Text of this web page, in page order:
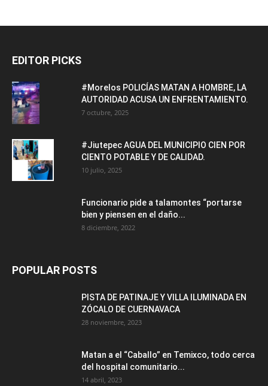
EDITOR PICKS
#Morelos POLICÍAS MATAN A HOMBRE, LA
AUTORIDAD ACUSA UN ENFRENTAMIENTO.
7 octubre, 2025
#Jiutepec AGUA DEL MUNICIPIO CIEN POR
CIENTO POTABLE Y DE CALIDAD.
10 julio, 2025
Funcionario pide a talamontes “portarse
bien y piensen en el daño...
8 diciembre, 2022
POPULAR POSTS
PISTA DE PATINAJE Y VILLA ILUMINADA EN
ZÓCALO DE CUERNAVACA
28 noviembre, 2023
Matan a el “Caballo” en Temixco, todo cerca
del hospital comunitario...
14 abril, 2023